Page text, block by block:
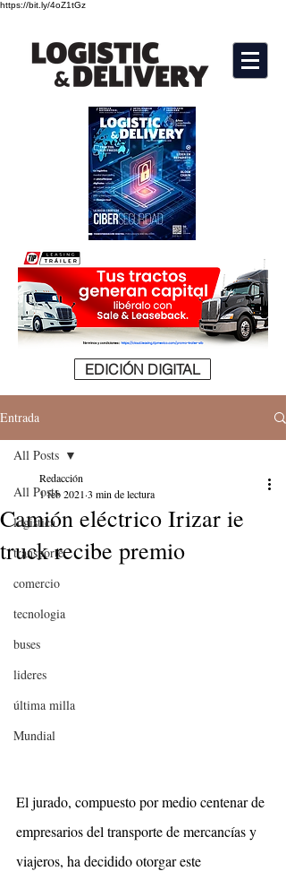
https://bit.ly/4oZ1tGz
EDICIÓN DIGITAL
Entrada
All Posts
logistica
transporte
comercio
tecnologia
buses
lideres
última milla
Mundial
All Posts
Camión eléctrico Irizar ie
truck recibe premio
Redacción
1 feb 2021 3 min de lectura
El jurado, compuesto por medio centenar de
empresarios del transporte de mercancías y
viajeros, ha decidido otorgar este